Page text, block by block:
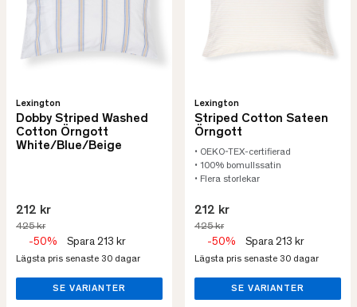
Lexington
Dobby Striped Washed
Cotton Örngott
White/Blue/Beige
212 kr
425 kr
-50% Spara 213 kr
Lägsta pris senaste 30 dagar
SE VARIANTER
Lexington
Striped Cotton Sateen
Örngott
• OEKO-TEX-certifierad
• 100% bomullssatin
• Flera storlekar
212 kr
425 kr
-50% Spara 213 kr
Lägsta pris senaste 30 dagar
SE VARIANTER